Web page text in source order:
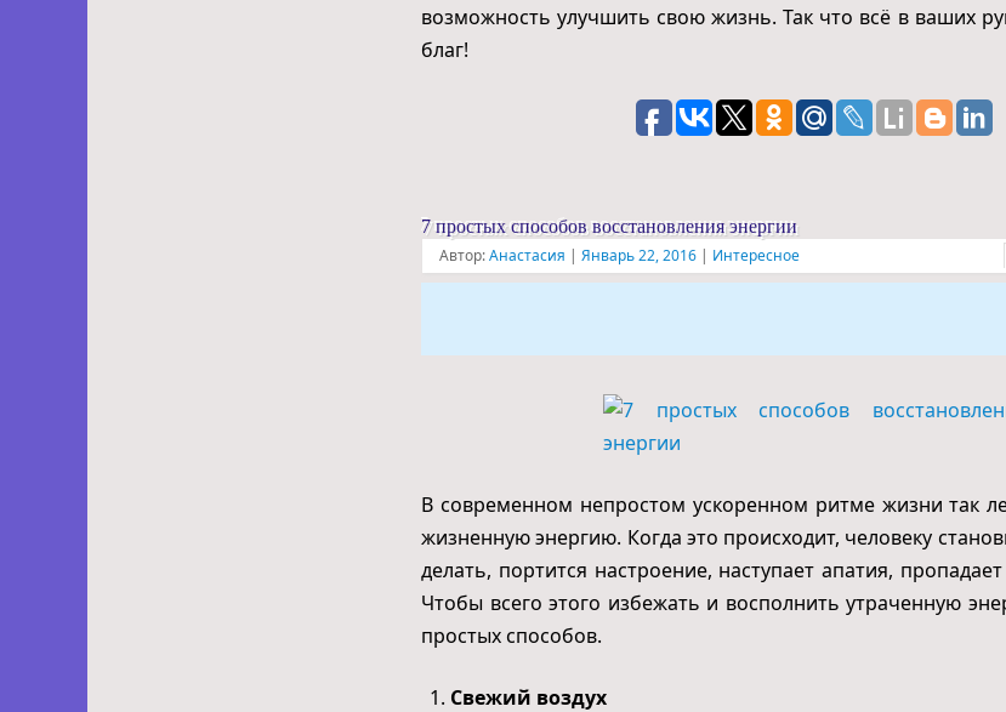
возможность улучшить свою жизнь. Так что всё в ваших
благ!
7 простых способов восстановления энергии
Автор:Анастасия | Январь 22, 2016 | Интересное
В современном непростом ускоренном ритме жизни так
жизненную энергию. Когда это происходит, человеку
делать, портится настроение, наступает апатия,
Чтобы всего этого избежать и восполнить утраченную
простых способов.
Свежий воздух